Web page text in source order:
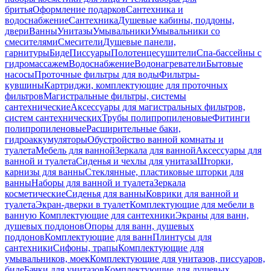
бритьяОформление подарковСантехника и
водоснабжениеСантехникаДушевые кабины, поддоны,
двериВанныУнитазыУмывальникиУмывальники со
смесителямиСмесителиДушевые панели,
гарнитурыБидеПиссуарыПолотенцесушителиСпа-бассейны с
гидромассажемВодоснабжениеВодонагревателиБытовые
насосыПроточные фильтры для водыФильтры-
кувшиныКартриджи, комплектующие для проточных
фильтровМагистральные фильтры, системы
сантехническиеАксессуары для магистральных фильтров,
систем сантехническихТрубы полипропиленовыеФитинги
полипропиленовыеРасширительные баки,
гидроаккумуляторыОбустройство ванной комнаты и
туалетаМебель для ваннойЗеркала для ваннойАксессуары для
ванной и туалетаСиденья и чехлы для унитазаШторки,
карнизы для ванныСтеклянные, пластиковые шторки для
ванныНаборы для ванной и туалетаЗеркала
косметическиеСиденья для ванныКоврики для ванной и
туалетаЭкран-дверки в туалетКомплектующие для мебели в
ванную Комплектующие для сантехникиЭкраны для ванн,
душевых поддоновОпоры для ванн, душевых
поддоновКомплектующие для ваннПлинтусы для
сантехникиСифоны, трапыКомплектующие для
умывальников, моекКомплектующие для унитазов, писсуаров,